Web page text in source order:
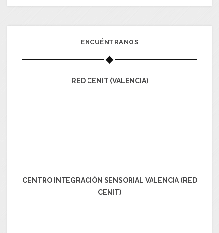
ENCUÉNTRANOS
RED CENIT (VALENCIA)
CENTRO INTEGRACIÓN SENSORIAL VALENCIA (RED
CENIT)